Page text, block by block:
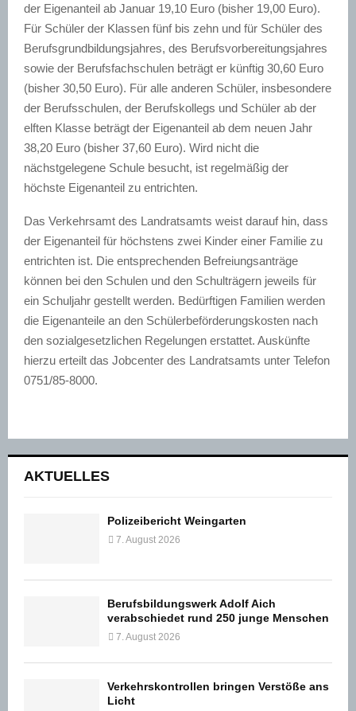
der Eigenanteil ab Januar 19,10 Euro (bisher 19,00 Euro).
Für Schüler der Klassen fünf bis zehn und für Schüler des
Berufsgrundbildungsjahres, des Berufsvorbereitungsjahres
sowie der Berufsfachschulen beträgt er künftig 30,60 Euro
(bisher 30,50 Euro). Für alle anderen Schüler, insbesondere
der Berufsschulen, der Berufskollegs und Schüler ab der
elften Klasse beträgt der Eigenanteil ab dem neuen Jahr
38,20 Euro (bisher 37,60 Euro). Wird nicht die
nächstgelegene Schule besucht, ist regelmäßig der
höchste Eigenanteil zu entrichten.
Das Verkehrsamt des Landratsamts weist darauf hin, dass
der Eigenanteil für höchstens zwei Kinder einer Familie zu
entrichten ist. Die entsprechenden Befreiungsanträge
können bei den Schulen und den Schulträgern jeweils für
ein Schuljahr gestellt werden. Bedürftigen Familien werden
die Eigenanteile an den Schülerbeförderungskosten nach
den sozialgesetzlichen Regelungen erstattet. Auskünfte
hierzu erteilt das Jobcenter des Landratsamts unter Telefon
0751/85-8000.
AKTUELLES
Polizeibericht Weingarten
7. August 2026
Berufsbildungswerk Adolf Aich
verabschiedet rund 250 junge Menschen
7. August 2026
Verkehrskontrollen bringen Verstöße ans
Licht